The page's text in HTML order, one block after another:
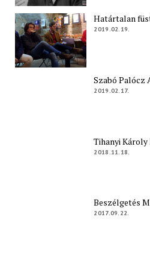
Határtalan
2019.02.19.
Szabó Palócz
2019.02.17.
Tihanyi
2018.11.18.
Beszélgetés
2017.09.22.